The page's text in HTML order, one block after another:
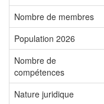
Nombre de membres
Population 2026
Nombre de
compétences
Nature juridique